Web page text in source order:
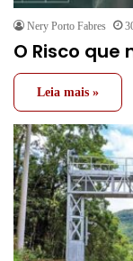
Nery Porto Fabres
O Risco que
Leia mais »